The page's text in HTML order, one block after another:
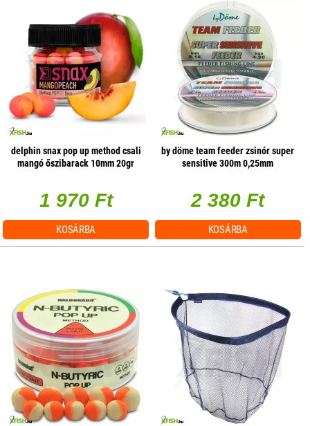
delphin snax pop up method csali
mangó őszibarack 10mm 20gr
1 970 Ft
KOSÁRBA
by döme team feeder zsinór super
sensitive 300m 0,25mm
2 380 Ft
KOSÁRBA